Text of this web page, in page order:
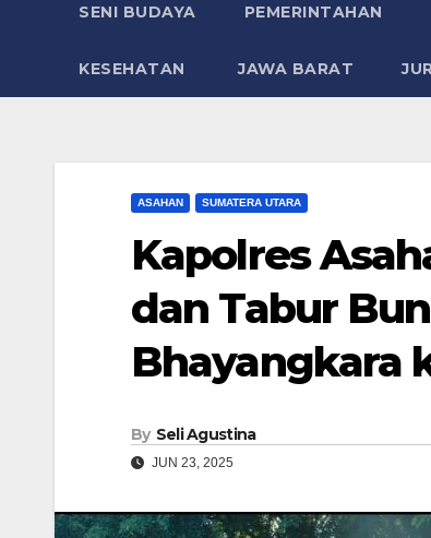
SENI BUDAYA PEMERINTAHAN
KESEHATAN JAWA BARAT
ASAHAN SUMATERA UTARA
Kapolres
dan Tabur
Bhayangkara
By Seli Agustina
JUN 23, 2025